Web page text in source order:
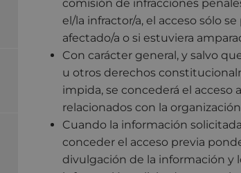
comisión de infracciones
el/la infractor/a, el acceso sólo
afectado/a o si estuviera
Con carácter general, y salvo
u otros derechos
impida, se concederá el
relacionados con la
Cuando la información
conceder el acceso previa
divulgación de la información y